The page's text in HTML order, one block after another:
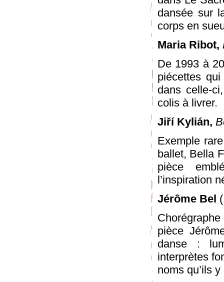
dansée sur
corps en
Maria Ribot,
De 1993 à
piécettes
dans celle-
colis à livrer.
Jiří Kylián,
Exemple
ballet, Bella
pièce
l’inspiration
Jérôme Bel
pièce
danse :
interprètes
noms qu’ils